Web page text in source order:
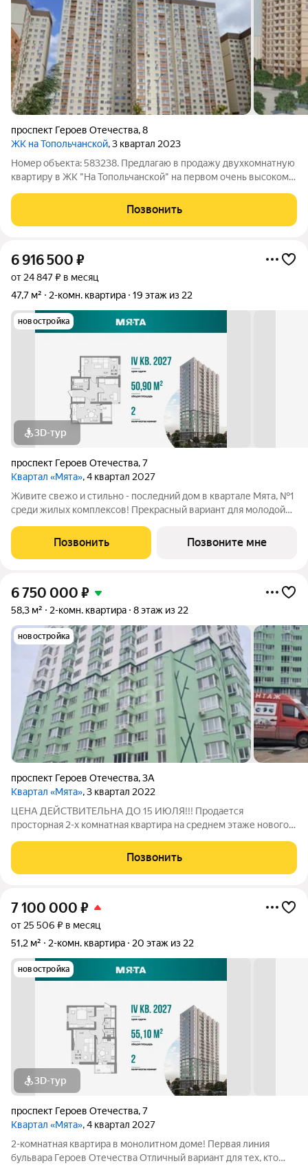
проспект Героев Отечества,8
ЖК на Топольчанской, 3 квартал 2023
Номер объекта: 583238. Предлагаю в продажу двухкомнатную
квартиру в ЖК "На Топольчанской" на первом очень высоком
металлической двери, пластиковых окон, радиаторов
отопления, приборов учета. В
Позвонить
6 916 500 ₽
от 24 847 ₽ в месяц
47,7 м²
2-комн. квартира 19 этаж из 22
новостройка
3D-тур
проспект Героев Отечества,7
Квартал «Мята», 4 квартал 2027
Живите свежо и стильно - последний дом в квартале Мята, №1
среди жилых комплексов! Прекрасный вариант для молодой
потребности. Для тех, кто любит собираться компанией или
семьей, просторную
Позвонить Позвоните мне
6 750 000 ₽
58,3 м² 2-комн. квартира 8 этаж из 22
новостройка
проспект Героев Отечества,3А
Квартал «Мята», 3 квартал 2022
ЦЕНА ДЕЙСТВИТЕЛЬНА ДО 15 ИЮЛЯ!!! Продается
просторная 2-х комнатная квартира на среднем этаже нового
системой отопления и индивидуальными тепловыми
счетчиками, имеется два современных бесшумных лифта,
Позвонить
7 100 000 ₽
от 25 506 ₽ в месяц
51,2 м²
2-комн. квартира 20 этаж из 22
новостройка
3D-тур
проспект Героев Отечества,7
Квартал «Мята», 4 квартал 2027
2-комнатная квартира в монолитном доме! Первая линия
бульвара Героев Отечества Отличный вариант для тех, кто